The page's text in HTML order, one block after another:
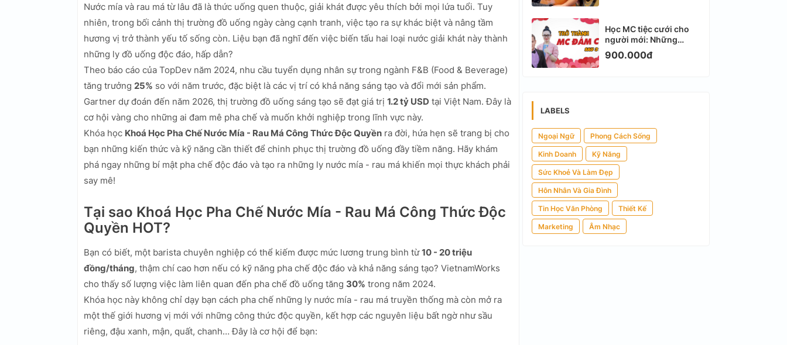
Nước mía và rau má từ lâu đã là thức uống quen thuộc, giải khát được yêu thích bởi mọi lứa tuổi. Tuy
nhiên, trong bối cảnh thị trường đồ uống ngày càng cạnh tranh, việc tạo ra sự khác biệt và nâng tầm
hương vị trở thành yếu tố sống còn. Liệu bạn đã nghĩ đến việc biến tấu hai loại nước giải khát này thành
những ly đồ uống độc đáo, hấp dẫn?
Theo báo cáo của TopDev năm 2024, nhu cầu tuyển dụng nhân sự trong ngành F&B (Food & Beverage)
tăng trưởng 25% so với năm trước, đặc biệt là các vị trí có khả năng sáng tạo và đổi mới sản phẩm.
Gartner dự đoán đến năm 2026, thị trường đồ uống sáng tạo sẽ đạt giá trị 1.2 tỷ USD tại Việt Nam. Đây là
cơ hội vàng cho những ai đam mê pha chế và muốn khởi nghiệp trong lĩnh vực này.
Khóa học Khoá Học Pha Chế Nước Mía - Rau Má Công Thức Độc Quyền ra đời, hứa hẹn sẽ trang bị cho
bạn những kiến thức và kỹ năng cần thiết để chinh phục thị trường đồ uống đầy tiềm năng. Hãy khám
phá ngay những bí mật pha chế độc đáo và tạo ra những ly nước mía - rau má khiến mọi thực khách phải
say mê!
Tại sao Khoá Học Pha Chế Nước Mía - Rau Má Công Thức Độc
Quyền HOT?
Bạn có biết, một barista chuyên nghiệp có thể kiếm được mức lương trung bình từ10 - 20 triệu
đồng/tháng, thậm chí cao hơn nếu có kỹ năng pha chế độc đáo và khả năng sáng tạo? VietnamWorks
cho thấy số lượng việc làm liên quan đến pha chế đồ uống tăng 30% trong năm 2024.
Khóa học này không chỉ dạy bạn cách pha chế những ly nước mía - rau má truyền thống mà còn mở ra
một thế giới hương vị mới với những công thức độc quyền, kết hợp các nguyên liệu bất ngờ như sầu
riêng, đậu xanh, mận, quất, chanh… Đây là cơ hội để bạn:
Học MC tiệc cưới cho
người mới: Những
ngày đầu thực sự khá
ngợp
900.000đ
LABELS
Ngoại Ngữ Phong Cách Sống
Kinh Doanh Kỹ Năng
Sức Khoẻ Và Làm Đẹp
Hôn Nhân Và Gia Đình
Tin Học Văn Phòng Thiết Kế
Marketing Âm Nhạc